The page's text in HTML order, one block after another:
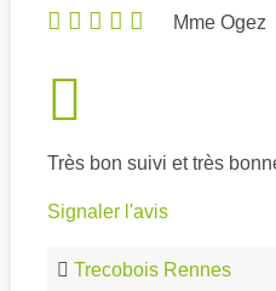
Mme Ogez
Très bon suivi et très
Signaler l'avis
Trecobois Rennes